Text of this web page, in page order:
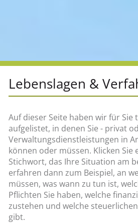
Lebenslagen &
Auf dieser Seite haben wir für Sie
aufgelistet, in denen Sie - privat
Verwaltungsdienstleistungen in
können oder müssen. Klicken Sie
Stichwort, das Ihre Situation am
erfahren dann zum Beispiel, an
müssen, was wann zu tun ist,
Pflichten Sie haben, welche
zustehen und welche
gibt.